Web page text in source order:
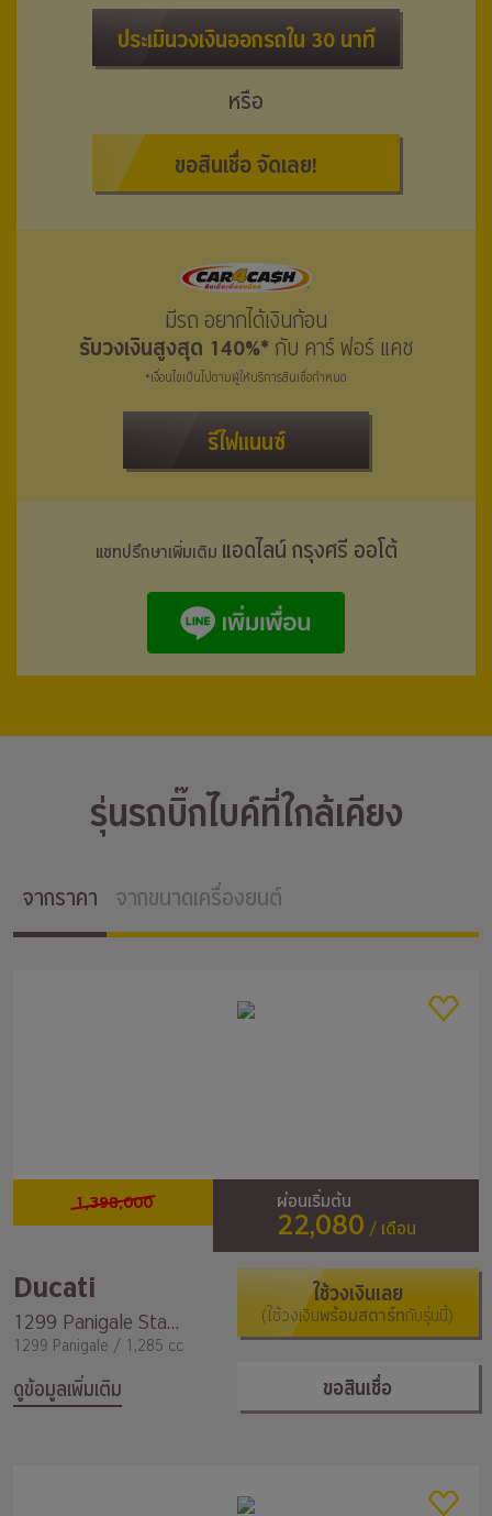
ประเมินวงเงินออกรถใน 30 นาที
หรือ
ขอสินเชื่อ จัดเลย!
มีรถ อยากได้เงินก้อน
รับวงเงินสูงสุด 140%* กับ คาร์ ฟอร์ แคช
*เงื่อนไขเป็นไปตามผู้ให้บริการสินเชื่อกำหนด
รีไฟแนนซ์
แชทปรึกษาเพิ่มเติม แอดไลน์ กรุงศรี ออโต้
รุ่นรถบิ๊กไบค์ที่ใกล้เคียง
จากราคา จากขนาดเครื่องยนต์
1,398,000 ผ่อนเริ่มต้น
22,080 / เดือน
Ducati
1299 Panigale Standard
1299 Panigale / 1,285 cc
ดูข้อมูลเพิ่มเติม
ใช้วงเงินเลย
(ใช้วงเงินพร้อมสตาร์ทกับรุ่นนี้)
ขอสินเชื่อ